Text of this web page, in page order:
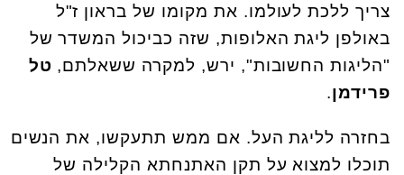
צריך ללכת לעולמו. את מקומו של בראון ז"ל
באולפן ליגת האלופות, שזה כביכול המשדר של
"הליגות החשובות", ירש, למקרה ששאלתם, טל
פרידמן.
בחזרה לליגת העל. אם ממש תתעקשו, את הנשים
תוכלו למצוא על תקן האתנחתא הקלילה של